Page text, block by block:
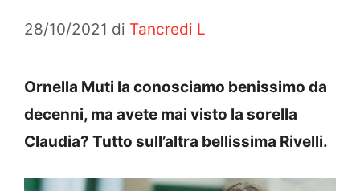
28/10/2021 di Tancredi L
Ornella Muti la conosciamo benissimo da
decenni, ma avete mai visto la sorella
Claudia? Tutto sull’altra bellissima Rivelli.